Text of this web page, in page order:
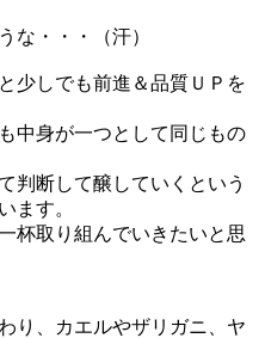
な・・・（汗）
少しでも前進＆品質ＵＰを
中身が一つとして同じもの
判断して醸していくという
ます。
杯取り組んでいきたいと思
り、カエルやザリガニ、ヤ